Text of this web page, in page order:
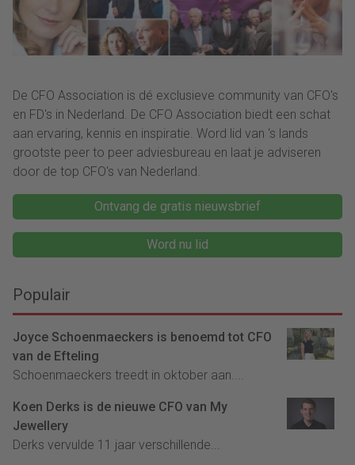
De CFO Association is dé exclusieve community van CFO's
en FD's in Nederland. De CFO Association biedt een schat
aan ervaring, kennis en inspiratie. Word lid van ‘s lands
grootste peer to peer adviesbureau en laat je adviseren
door de top CFO's van Nederland.
Ontvang de gratis nieuwsbrief
Word nu lid
Populair
Joyce Schoenmaeckers is benoemd tot CFO
van de Efteling
Schoenmaeckers treedt in oktober aan....
Koen Derks is de nieuwe CFO van My
Jewellery
Derks vervulde 11 jaar verschillende...